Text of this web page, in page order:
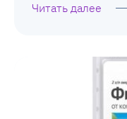
Читать далее